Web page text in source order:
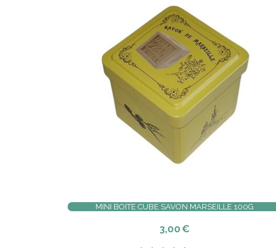
MINI BOITE CUBE SAVON MARSEILLE 100G
3,00 €